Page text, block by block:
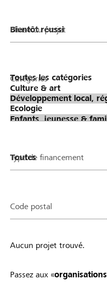
Phase du projet
Catégories
Type de financement
Code postal
Aucun projet trouvé.
Passez aux «organisations